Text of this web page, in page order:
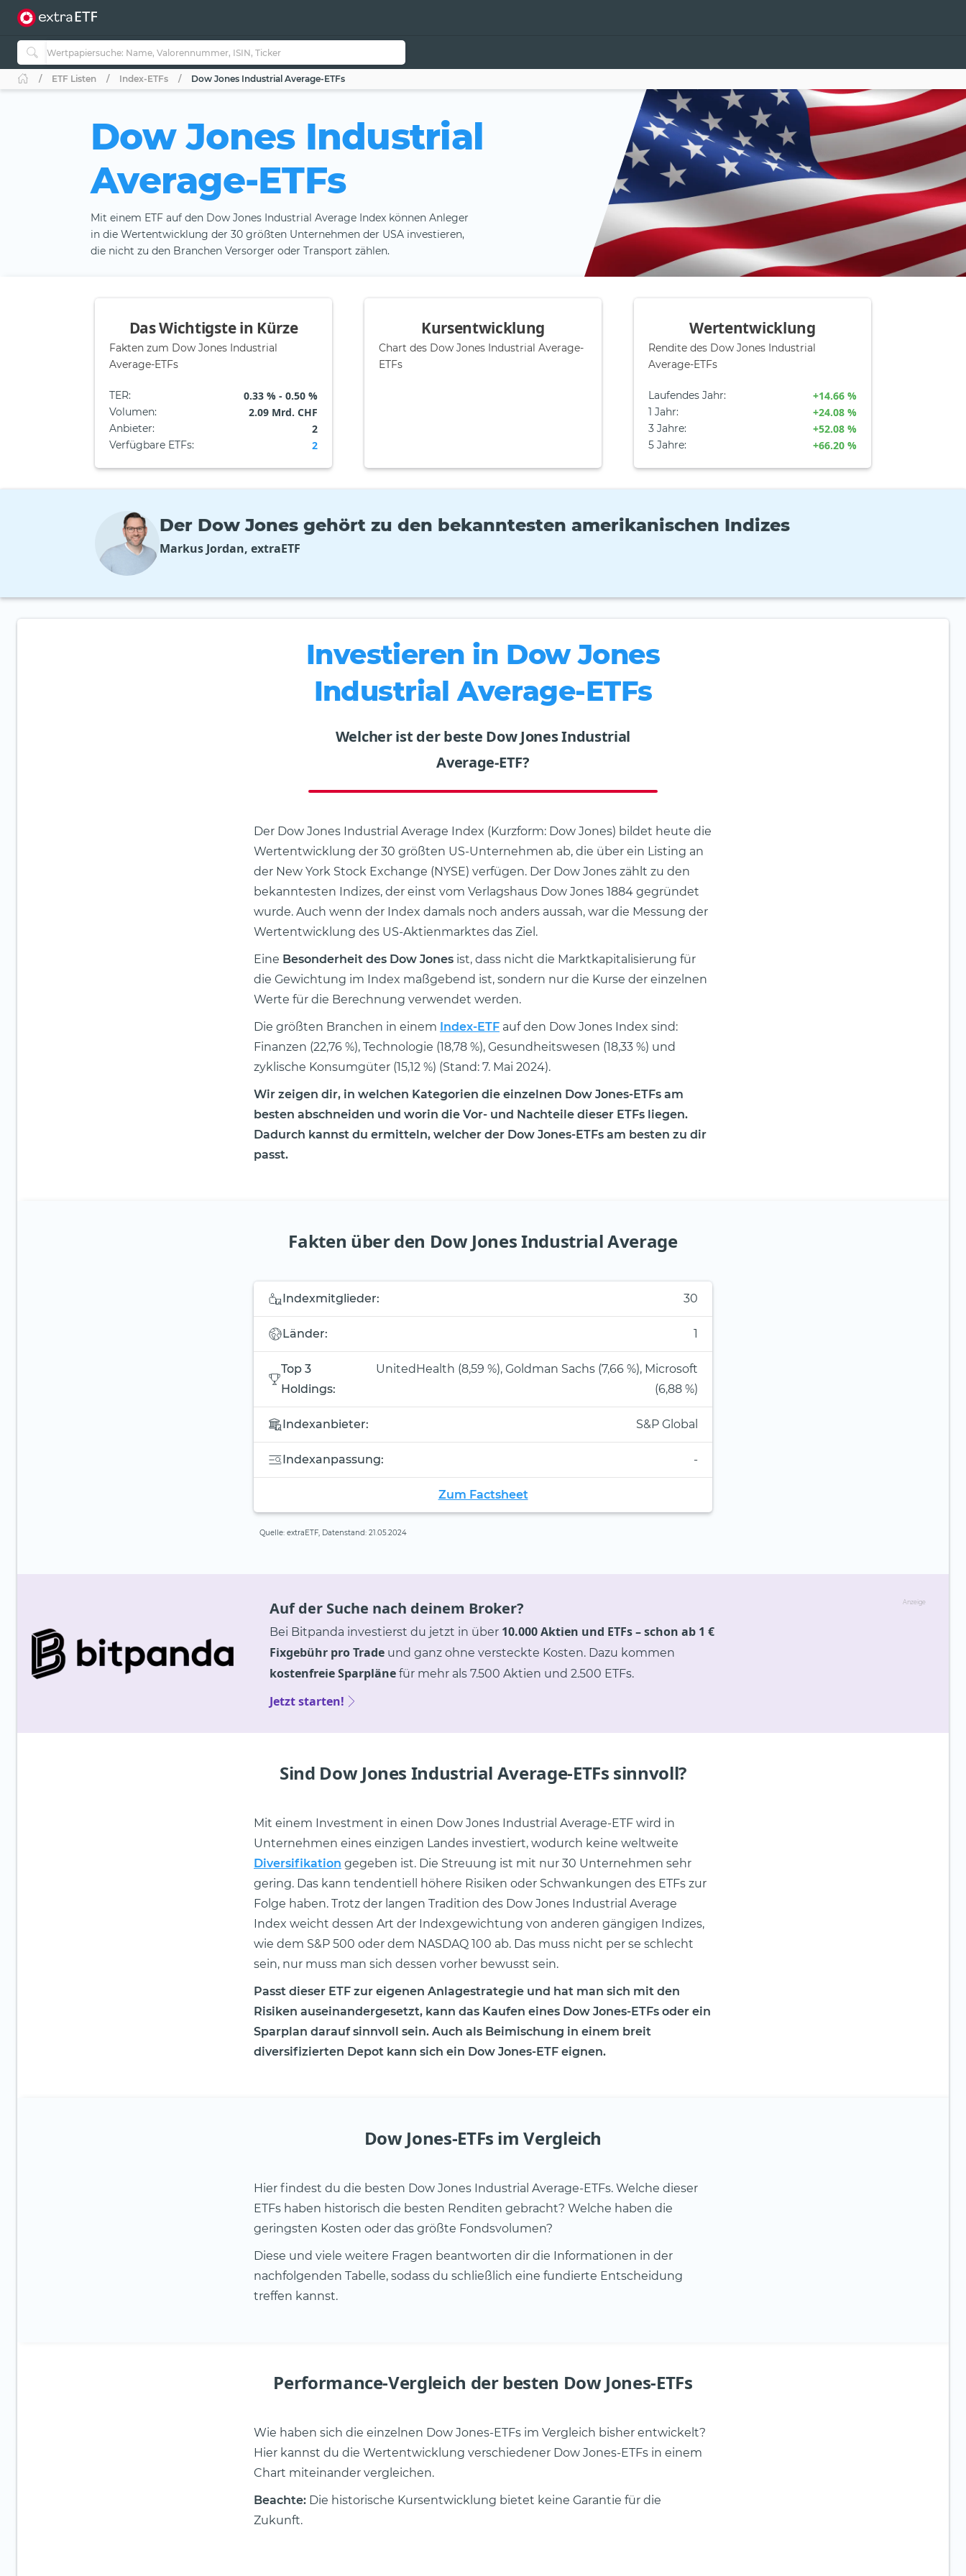
ETF Listen Index-ETFs Dow Jones Industrial Average-ETFs
Dow Jones Industrial
Average-ETFs
Mit einem ETF auf den Dow Jones Industrial Average Index können Anleger
in die Wertentwicklung der 30 größten Unternehmen der USA investieren,
die nicht zu den Branchen Versorger oder Transport zählen.
Das Wichtigste in Kürze
Fakten zum Dow Jones Industrial
Average-ETFs
TER: 0.33 % - 0.50 %
Volumen: 2.09 Mrd. CHF
Anbieter: 2
Verfügbare ETFs: 2
Kursentwicklung
Chart des Dow Jones Industrial Average-
ETFs
Wertentwicklung
Rendite des Dow Jones Industrial
Average-ETFs
Laufendes Jahr: +14.66 %
1 Jahr: +24.08 %
3 Jahre: +52.08 %
5 Jahre: +66.20 %
Der Dow Jones gehört zu den bekanntesten amerikanischen Indizes
Markus Jordan, extraETF
Investieren in Dow Jones
Industrial Average-ETFs
Welcher ist der beste Dow Jones Industrial
Average-ETF?
Der Dow Jones Industrial Average Index (Kurzform: Dow Jones) bildet heute die
Wertentwicklung der 30 größten US-Unternehmen ab, die über ein Listing an
der New York Stock Exchange (NYSE) verfügen. Der Dow Jones zählt zu den
bekanntesten Indizes, der einst vom Verlagshaus Dow Jones 1884 gegründet
wurde. Auch wenn der Index damals noch anders aussah, war die Messung der
Wertentwicklung des US-Aktienmarktes das Ziel.
Eine Besonderheit des Dow Jones ist, dass nicht die Marktkapitalisierung für
die Gewichtung im Index maßgebend ist, sondern nur die Kurse der einzelnen
Werte für die Berechnung verwendet werden.
Die größten Branchen in einem Index-ETF auf den Dow Jones Index sind:
Finanzen (22,76 %), Technologie (18,78 %), Gesundheitswesen (18,33 %) und
zyklische Konsumgüter (15,12 %) (Stand: 7. Mai 2024).
Wir zeigen dir, in welchen Kategorien die einzelnen Dow Jones-ETFs am
besten abschneiden und worin die Vor- und Nachteile dieser ETFs liegen.
Dadurch kannst du ermitteln, welcher der Dow Jones-ETFs am besten zu dir
passt.
Fakten über den Dow Jones Industrial Average
Indexmitglieder: 30
Länder: 1
Top 3
Holdings:
UnitedHealth (8,59 %), Goldman Sachs (7,66 %), Microsoft
(6,88 %)
Indexanbieter: S&P Global
Indexanpassung: -
Zum Factsheet
Quelle: extraETF, Datenstand: 21.05.2024
Anzeige
Auf der Suche nach deinem Broker?
Bei Bitpanda investierst du jetzt in über 10.000 Aktien und ETFs– schon ab 1 €
Fixgebühr pro Trade und ganz ohne versteckte Kosten. Dazu kommen
kostenfreie Sparpläne für mehr als 7.500 Aktien und 2.500 ETFs.
Jetzt starten!
Sind Dow Jones Industrial Average-ETFs sinnvoll?
Mit einem Investment in einen Dow Jones Industrial Average-ETF wird in
Unternehmen eines einzigen Landes investiert, wodurch keine weltweite
Diversifikation gegeben ist. Die Streuung ist mit nur 30 Unternehmen sehr
gering. Das kann tendentiell höhere Risiken oder Schwankungen des ETFs zur
Folge haben. Trotz der langen Tradition des Dow Jones Industrial Average
Index weicht dessen Art der Indexgewichtung von anderen gängigen Indizes,
wie dem S&P 500 oder dem NASDAQ 100 ab. Das muss nicht per se schlecht
sein, nur muss man sich dessen vorher bewusst sein.
Passt dieser ETF zur eigenen Anlagestrategie und hat man sich mit den
Risiken auseinandergesetzt, kann das Kaufen eines Dow Jones-ETFs oder ein
Sparplan darauf sinnvoll sein. Auch als Beimischung in einem breit
diversifizierten Depot kann sich ein Dow Jones-ETF eignen.
Dow Jones-ETFs im Vergleich
Hier findest du die besten Dow Jones Industrial Average-ETFs. Welche dieser
ETFs haben historisch die besten Renditen gebracht? Welche haben die
geringsten Kosten oder das größte Fondsvolumen?
Diese und viele weitere Fragen beantworten dir die Informationen in der
nachfolgenden Tabelle, sodass du schließlich eine fundierte Entscheidung
treffen kannst.
Performance-Vergleich der besten Dow Jones-ETFs
Wie haben sich die einzelnen Dow Jones-ETFs im Vergleich bisher entwickelt?
Hier kannst du die Wertentwicklung verschiedener Dow Jones-ETFs in einem
Chart miteinander vergleichen.
Beachte: Die historische Kursentwicklung bietet keine Garantie für die
Zukunft.